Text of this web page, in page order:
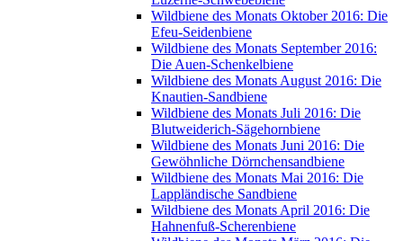
Wildbiene des Monats Oktober 2016: Die
Efeu-Seidenbiene
Wildbiene des Monats September 2016:
Die Auen-Schenkelbiene
Wildbiene des Monats August 2016: Die
Knautien-Sandbiene
Wildbiene des Monats Juli 2016: Die
Blutweiderich-Sägehornbiene
Wildbiene des Monats Juni 2016: Die
Gewöhnliche Dörnchensandbiene
Wildbiene des Monats Mai 2016: Die
Lappländische Sandbiene
Wildbiene des Monats April 2016: Die
Hahnenfuß-Scherenbiene